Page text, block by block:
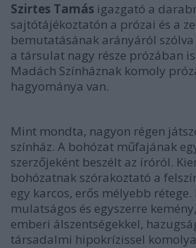
Szirtes Tamás igazgató a
sajtótájékoztatón a prózai és a
bemutatásának arányáról
a társulat nagy része prózában
Madách Színháznak komoly
hagyománya van.
Mint mondta, nagyon régen
színház. A bohózat műfajának
szerzőjeként beszélt az íróról.
bohózatnak szórakoztató a
egy karcos, erős mélyebb rétege.
mulatságos és egyszerre
emberi álszentségekkel,
társadalmi hipokrízissel